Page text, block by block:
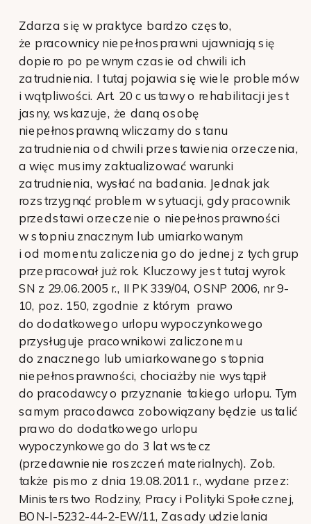
Zdarza się w praktyce bardzo często,
że pracownicy niepełnosprawni ujawniają się
dopiero po pewnym czasie od chwili ich
zatrudnienia. I tutaj pojawia się wiele problemów
i wątpliwości. Art. 20 c ustawy o rehabilitacji jest
jasny, wskazuje, że daną osobę
niepełnosprawną wliczamy do stanu
zatrudnienia od chwili przestawienia orzeczenia,
a więc musimy zaktualizować warunki
zatrudnienia, wysłać na badania. Jednak jak
rozstrzygnąć problem w sytuacji, gdy pracownik
przedstawi orzeczenie o niepełnosprawności
w stopniu znacznym lub umiarkowanym
i od momentu zaliczenia go do jednej z tych grup
przepracował już rok. Kluczowy jest tutaj wyrok
SN z 29.06.2005 r., II PK 339/04, OSNP 2006, nr 9-
10, poz. 150, zgodnie z którym prawo
do dodatkowego urlopu wypoczynkowego
przysługuje pracownikowi zaliczonemu
do znacznego lub umiarkowanego stopnia
niepełnosprawności, chociażby nie wystąpił
do pracodawcy o przyznanie takiego urlopu. Tym
samym pracodawca zobowiązany będzie ustalić
prawo do dodatkowego urlopu
wypoczynkowego do 3 lat wstecz
(przedawnienie roszczeń materialnych). Zob.
także pismo z dnia 19.08.2011 r., wydane przez:
Ministerstwo Rodziny, Pracy i Polityki Społecznej,
BON-I-5232-44-2-EW/11, Zasady udzielania